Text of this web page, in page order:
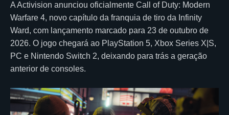
A Activision anunciou oficialmente Call of Duty: Modern
Warfare 4, novo capítulo da franquia de tiro da Infinity
Ward, com lançamento marcado para 23 de outubro de
2026. O jogo chegará ao PlayStation 5, Xbox Series X|S,
PC e Nintendo Switch 2, deixando para trás a geração
anterior de consoles.